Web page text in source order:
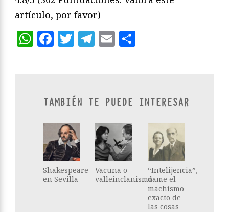
artículo, por favor)
WhatsApp
Facebook
Twitter
Telegram
Email
TAMBIÉN TE PUEDE INTERESAR
Shakespeare
en Sevilla
Vacuna o
valleinclanismo
“Intelijencia”,
dame el
machismo
exacto de
las cosas